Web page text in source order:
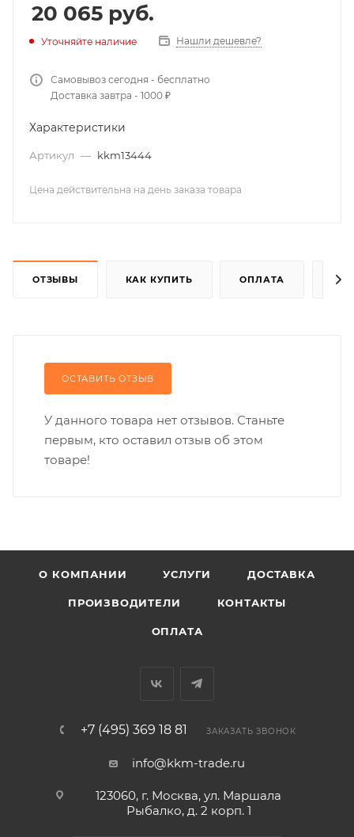
20 065 руб.
Уточняйте наличие Нашли дешевле?
Самовывоз сегодня - бесплатно
Доставка завтра - 1000 ₽
Характеристики
Артикул — kkm13444
Цена действительна на день заказа товара
ОТЗЫВЫ КАК КУПИТЬ ОПЛАТА
ОСТАВИТЬ ОТЗЫВ
У данного товара нет отзывов. Станьте
первым, кто оставил отзыв об этом
товаре!
О КОМПАНИИ УСЛУГИ ДОСТАВКА
ПРОИЗВОДИТЕЛИ КОНТАКТЫ
ОПЛАТА
+7 (495) 369 18 81 ЗАКАЗАТЬ ЗВОНОК
info@kkm-trade.ru
123060, г. Москва, ул. Маршала
Рыбалко, д. 2 корп. 1